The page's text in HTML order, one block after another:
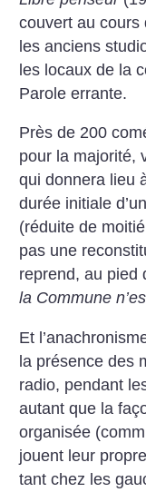
couvert au cours
les anciens
les locaux de la
Parole errante.
Près de 200
pour la majorité,
qui donnera lieu
durée initiale
(réduite de
pas une
reprend, au pied
la Commune
Et
la présence des
radio, pendant
autant que la
organisée
jouent leur
tant chez les